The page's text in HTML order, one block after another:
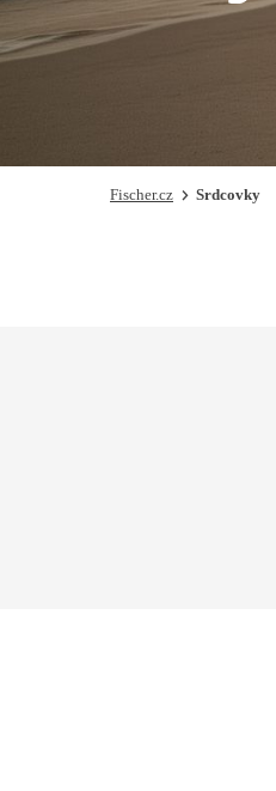
Fischer.cz Srdcovky